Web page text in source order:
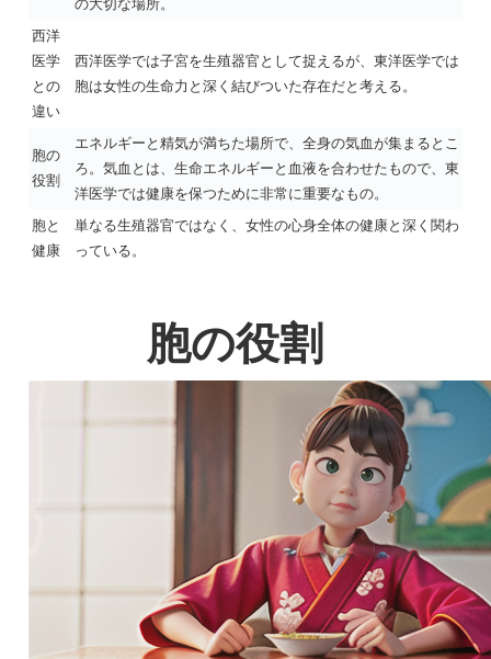
の大切な場所。
西洋
医学
との
違い
西洋医学では子宮を生殖器官として捉えるが、東洋医学では
胞は女性の生命力と深く結びついた存在だと考える。
胞の
役割
エネルギーと精気が満ちた場所で、全身の気血が集まるとこ
ろ。気血とは、生命エネルギーと血液を合わせたもので、東
洋医学では健康を保つために非常に重要なもの。
胞と
健康
単なる生殖器官ではなく、女性の心身全体の健康と深く関わ
っている。
胞の役割